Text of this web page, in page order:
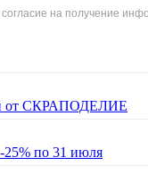
на получение
от СКРАПОДЕЛИЕ
по 31 июля